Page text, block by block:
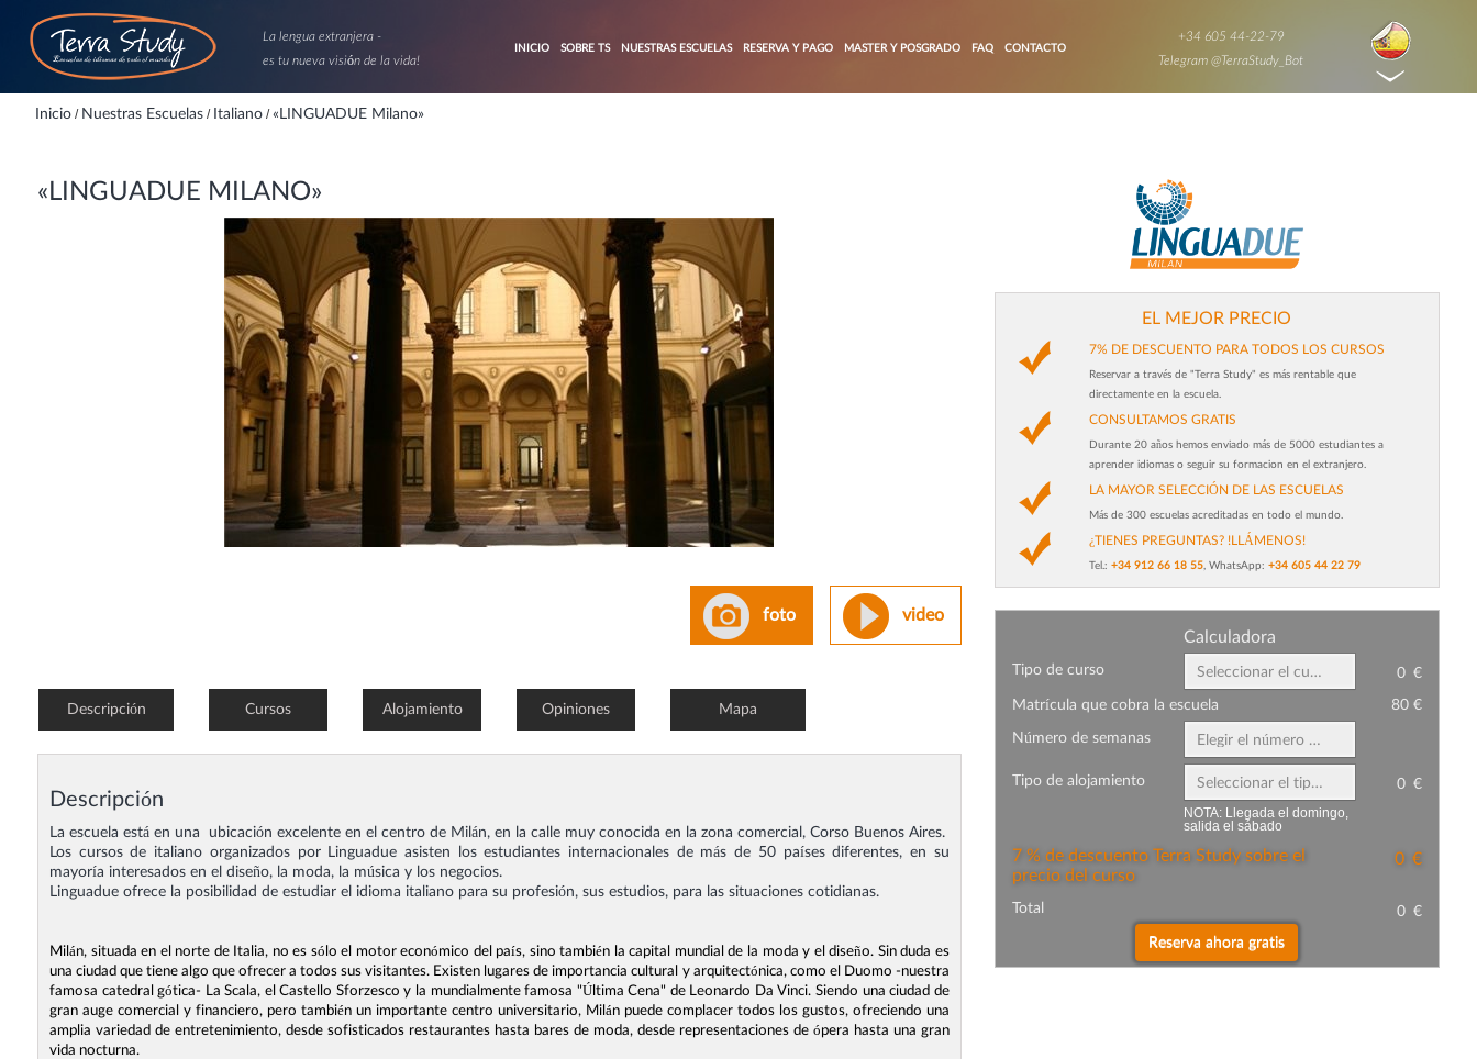
La lengua extranjera -
es tu nueva visión de la vida!
INICIO SOBRE TS NUESTRAS ESCUELAS RESERVA Y PAGO MASTER Y POSGRADO FAQ CONTACTO
+34 605 44-22-79
Telegram @TerraStudy_Bot
Inicio / Nuestras Escuelas / Italiano / «LINGUADUE Milano»
EL MEJOR PRECIO
7% DE DESCUENTO PARA TODOS LOS CURSOS
Reservar a través de "Terra Study" es más rentable que
directamente en la escuela.
CONSULTAMOS GRATIS
Durante 20 años hemos enviado más de 5000 estudiantes a
aprender idiomas o seguir su formacion en el extranjero.
LA MAYOR SELECCIÓN DE LAS ESCUELAS
Más de 300 escuelas acreditadas en todo el mundo.
¿TIENES PREGUNTAS? !LLÁMENOS!
Tel.:+34 912 66 18 55, WhatsApp:+34 605 44 22 79
Сalculadora
Tipo de curso Seleccionar el curso 0 €
Matrícula que cobra la escuela 80 €
Número de semanas Elegir el número de semanas
Tipo de alojamiento Seleccionar el tipo de alojamiento 0 €
NOTA: Llegada el domingo,
salida el sábado
7 % de descuento Terra Study sobre el
precio del curso
0 €
Total 0 €
«LINGUADUE MILANO»
foto video
Descripción Cursos Alojamiento Opiniones Mapa
Descripción
La escuela está en una ubicación excelente en el centro de Milán, en la calle muy conocida en la zona comercial, Corso Buenos Aires.
Los cursos de italiano organizados por Linguadue asisten los estudiantes internacionales de más de 50 países diferentes, en su
mayoría interesados ​​en el diseño, la moda, la música y los negocios.
Linguadue ofrece la posibilidad de estudiar el idioma italiano para su profesión, sus estudios, para las situaciones cotidianas.
Milán, situada en el norte de Italia, no es sólo el motor económico del país, sino también la capital mundial de la moda y el diseño. Sin duda es
una ciudad que tiene algo que ofrecer a todos sus visitantes. Existen lugares de importancia cultural y arquitectónica, como el Duomo -nuestra
famosa catedral gótica- La Scala, el Castello Sforzesco y la mundialmente famosa "Última Cena" de Leonardo Da Vinci. Siendo una ciudad de
gran auge comercial y financiero, pero también un importante centro universitario, Milán puede complacer todos los gustos, ofreciendo una
amplia variedad de entretenimiento, desde sofisticados restaurantes hasta bares de moda, desde representaciones de ópera hasta una gran
vida nocturna.